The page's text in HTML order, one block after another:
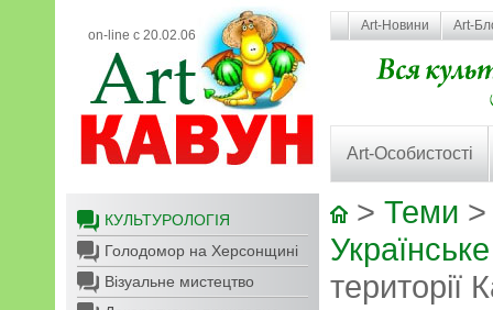
on-line с 20.02.06
Art-Новини Art-
Art-Особистості
КУЛЬТУРОЛОГІЯ
Голодомор на Херсонщині
Візуальне мистецтво
> Теми
території